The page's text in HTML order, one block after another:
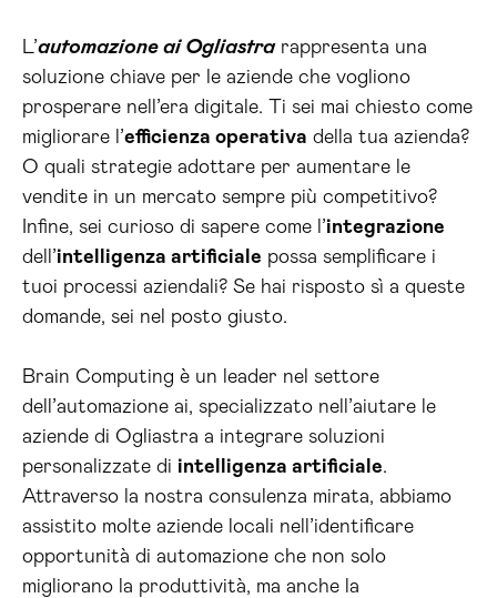
L’automazione ai Ogliastrarappresenta una
soluzione chiave per le aziende che vogliono
prosperare nell’era digitale. Ti sei mai chiesto come
migliorare l’efficienza operativa della tua azienda?
O quali strategie adottare per aumentare le
vendite in un mercato sempre più competitivo?
Infine, sei curioso di sapere come l’integrazione
dell’intelligenza artificiale possa semplificare i
tuoi processi aziendali? Se hai risposto sì a queste
domande, sei nel posto giusto.
Brain Computing è un leader nel settore
dell’automazione ai, specializzato nell’aiutare le
aziende di Ogliastra a integrare soluzioni
personalizzate di intelligenza artificiale.
Attraverso la nostra consulenza mirata, abbiamo
assistito molte aziende locali nell’identificare
opportunità di automazione che non solo
migliorano la produttività, ma anche la